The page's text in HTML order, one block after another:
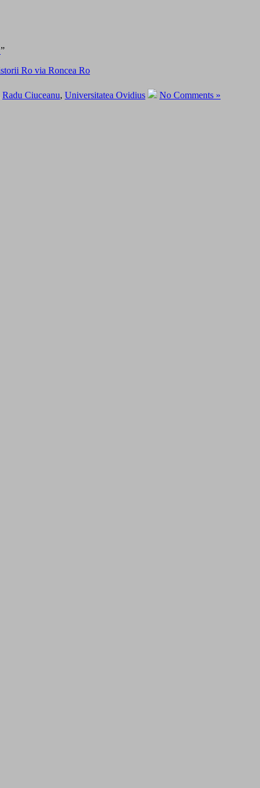
”
Radu Ciuceanu, Universitatea Ovidius No Comments »